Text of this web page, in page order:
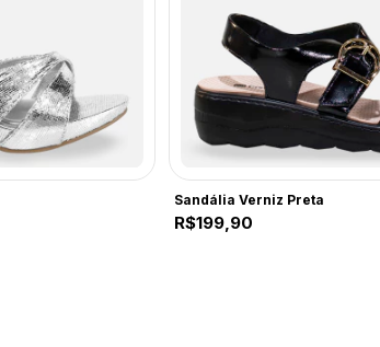
Sandália Verniz Preta
R$199,90